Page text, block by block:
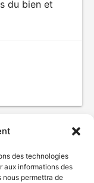
des technologies
aux informations des
permettra de
du bien et